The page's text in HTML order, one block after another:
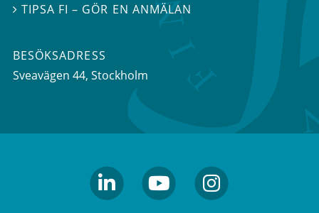
TIPSA FI – GÖR EN ANMÄLAN
BESÖKSADRESS
Sveavägen 44, Stockholm